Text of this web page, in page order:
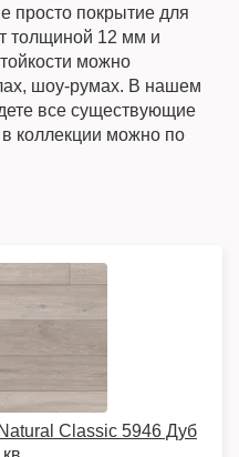
просто покрытие для
толщиной 12 мм и
можно
шоу-румах. В нашем
все существующие
коллекции можно по
Classic 5946 Дуб